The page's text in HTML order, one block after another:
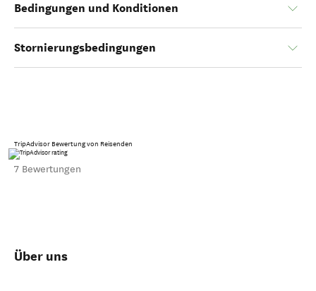
Bedingungen und Konditionen
Stornierungsbedingungen
TripAdvisor Bewertung von Reisenden
7 Bewertungen
Über uns